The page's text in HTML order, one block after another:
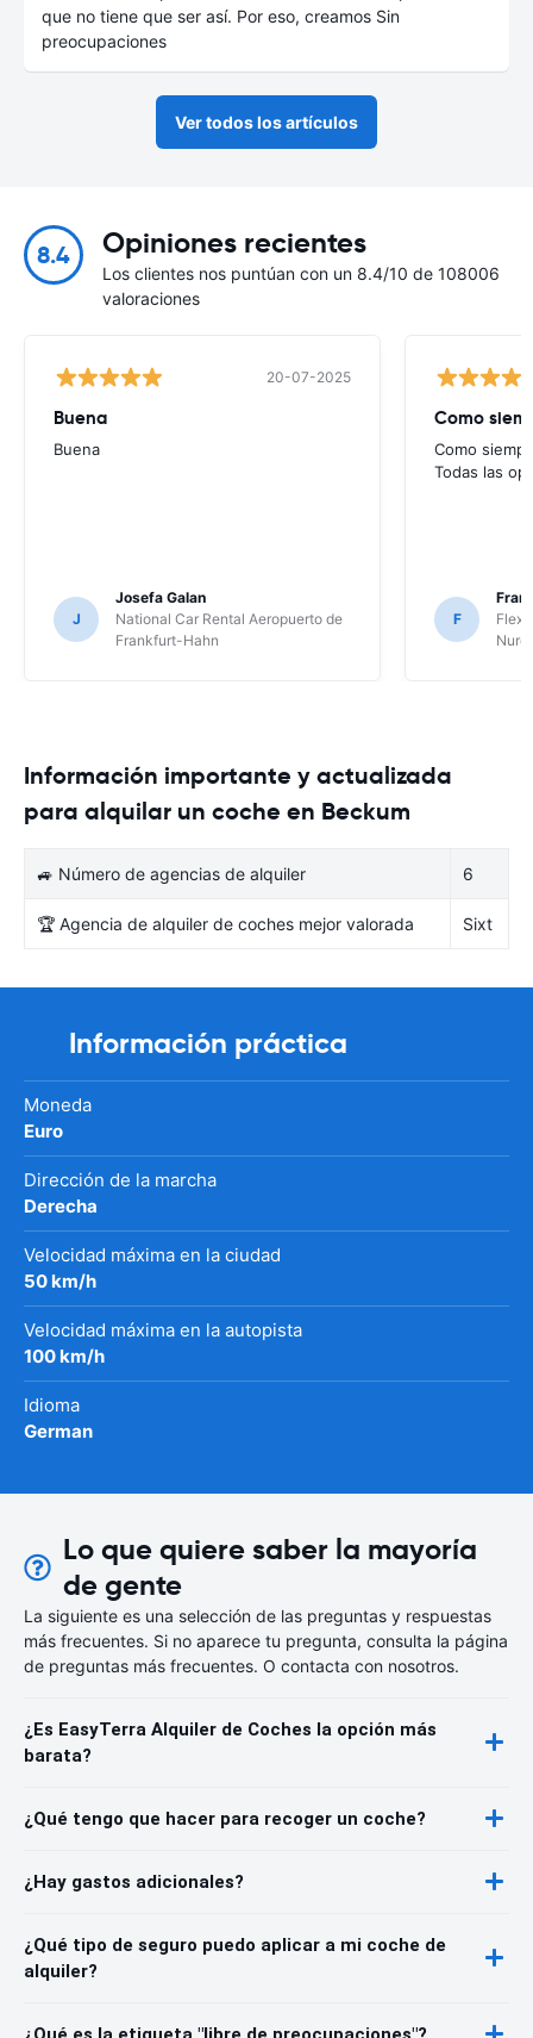
que no tiene que ser así. Por eso, creamos Sin
preocupaciones
Ver todos los artículos
8.4 Opiniones recientes
Los clientes nos puntúan con un 8.4/10 de 108006
valoraciones
20-07-2025
Buena
Buena
J
Josefa Galan
National Car Rental Aeropuerto de
Frankfurt-Hahn
Como
Como
Todas las
F
Flex
Información importante y actualizada
para alquilar un coche en Beckum
🚙 Número de agencias de alquiler 6
🏆 Agencia de alquiler de coches mejor valorada Sixt
Información práctica
Moneda
Euro
Dirección de la marcha
Derecha
Velocidad máxima en la ciudad
50 km/h
Velocidad máxima en la autopista
100 km/h
Idioma
German
Lo que quiere saber la mayoría
de gente
La siguiente es una selección de las preguntas y respuestas
más frecuentes. Si no aparece tu pregunta, consulta la página
de preguntas más frecuentes. O contacta con nosotros.
¿Es EasyTerra Alquiler de Coches la opción más
barata?
¿Qué tengo que hacer para recoger un coche?
¿Hay gastos adicionales?
¿Qué tipo de seguro puedo aplicar a mi coche de
alquiler?